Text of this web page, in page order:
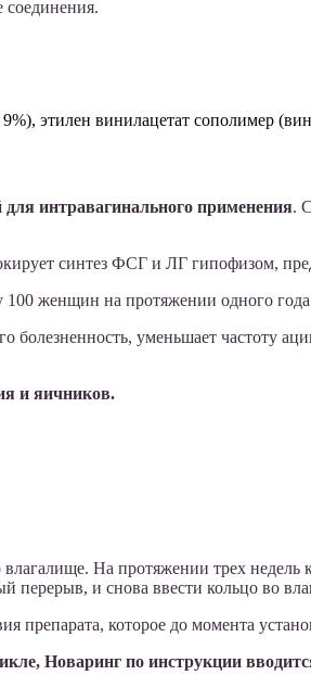
соединения.
этилен винилацетат сополимер
интравагинального применения.
синтез ФСГ и ЛГ гипофизом,
женщин на протяжении одного года
уменьшает частоту
и яичников.
На протяжении трех недель
перерыв, и снова ввести кольцо во
препарата, которое до момента
Новаринг по инструкции